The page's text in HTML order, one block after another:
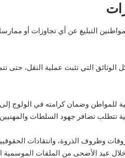
التبليغ عن أي تجاوزات أو
الوثائق التي تثبت عملية النقل،
للمواطن وضمان كرامته في الولوج
تتطلب تضافر جهود السلطات
وظروف الذروة، وانتقادات
عيد الأضحى من الملفات الموسمية